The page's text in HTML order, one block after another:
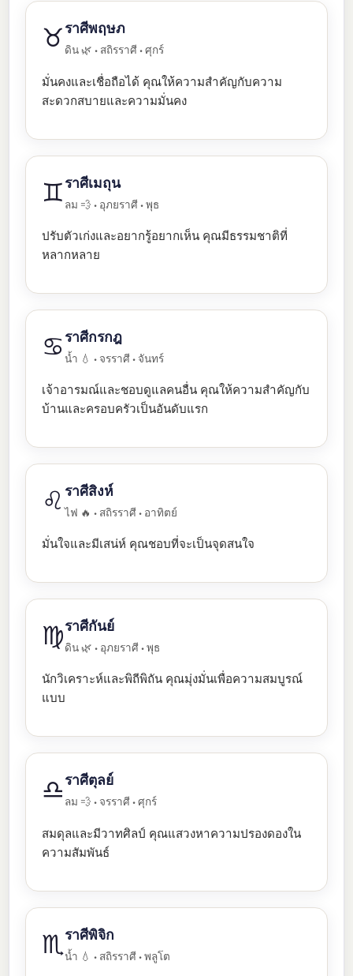
♉ราศีพฤษภ
ดิน 🌿 • สถิรราศี • ศุกร์
มั่นคงและเชื่อถือได้ คุณให้ความสำคัญกับความ
สะดวกสบายและความมั่นคง
♊ราศีเมถุน
ลม 💨 • อุภยราศี • พุธ
ปรับตัวเก่งและอยากรู้อยากเห็น คุณมีธรรมชาติที่
หลากหลาย
♋ ราศีกรกฎ
น้ำ 💧 • จรราศี • จันทร์
เจ้าอารมณ์และชอบดูแลคนอื่น คุณให้ความสำคัญกับ
บ้านและครอบครัวเป็นอันดับแรก
♌ราศีสิงห์
ไฟ 🔥 • สถิรราศี • อาทิตย์
มั่นใจและมีเสน่ห์ คุณชอบที่จะเป็นจุดสนใจ
♍ราศีกันย์
ดิน 🌿 • อุภยราศี • พุธ
นักวิเคราะห์และพิถีพิถัน คุณมุ่งมั่นเพื่อความสมบูรณ์
แบบ
♎ราศีตุลย์
ลม 💨 • จรราศี • ศุกร์
สมดุลและมีวาทศิลป์ คุณแสวงหาความปรองดองใน
ความสัมพันธ์
♏ราศีพิจิก
น้ำ 💧 • สถิรราศี • พลูโต